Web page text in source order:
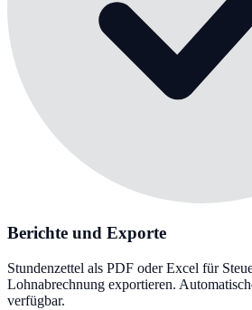
Berichte und Exporte
Stundenzettel als PDF oder Excel für
Lohnabrechnung exportieren.
verfügbar.